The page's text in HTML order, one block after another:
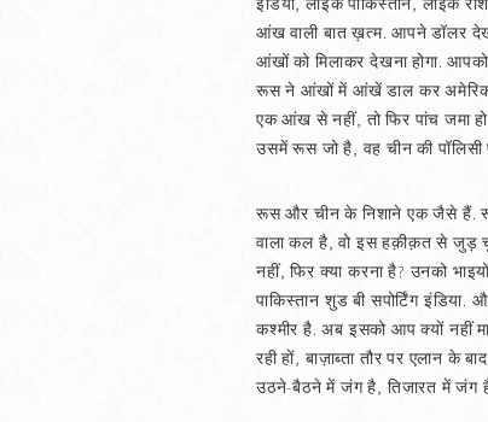
आंख वाली बात ख़त्म. आपने डॉलर
आंखों को मिलाकर देखना होगा.
रूस ने आंखों में आंखें डाल कर अमेरिका
एक आंख से नहीं, तो फिर पांच जमा
उसमें रूस जो है, वह चीन की
रूस और चीन के निशाने एक जैसे हैं.
वाला कल है, वो इस हक़ीक़त से जुड़
नहीं, फिर क्या करना है? उनको
पाकिस्तान शुड बी सपोर्टिंग
कश्मीर है. अब इसको आप क्यों नहीं
रही हों, बाज़ाब्ता तौर पर एलान के
उठने-बैठने में जंग है, तिजारत में जंग